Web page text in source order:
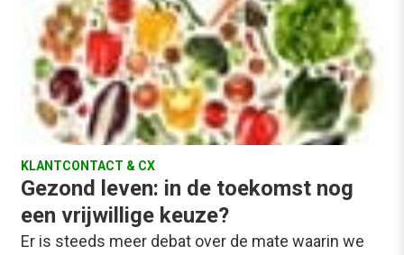
KLANTCONTACT & CX
Gezond leven: in de toekomst nog
een vrijwillige keuze?
Er is steeds meer debat over de mate waarin we